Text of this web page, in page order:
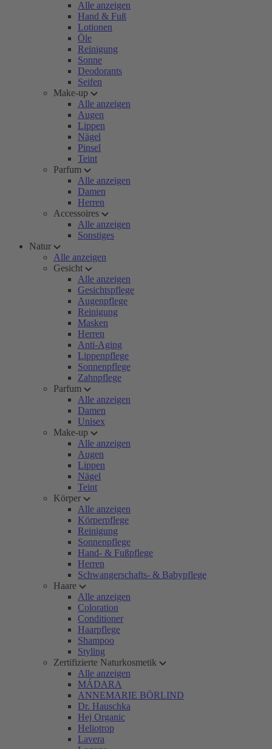
Alle anzeigen
Hand & Fuß
Lotionen
Öle
Reinigung
Sonne
Deodorants
Seifen
Make-up
Alle anzeigen
Augen
Lippen
Nägel
Pinsel
Teint
Parfum
Alle anzeigen
Damen
Herren
Accessoires
Alle anzeigen
Sonstiges
Natur
Alle anzeigen
Gesicht
Alle anzeigen
Gesichtspflege
Augenpflege
Reinigung
Masken
Herren
Anti-Aging
Lippenpflege
Sonnenpflege
Zahnpflege
Parfum
Alle anzeigen
Damen
Unisex
Make-up
Alle anzeigen
Augen
Lippen
Nägel
Teint
Körper
Alle anzeigen
Körperpflege
Reinigung
Sonnenpflege
Hand- & Fußpflege
Herren
Schwangerschafts- & Babypflege
Haare
Alle anzeigen
Coloration
Conditioner
Haarpflege
Shampoo
Styling
Zertifizierte Naturkosmetik
Alle anzeigen
MÁDARA
ANNEMARIE BÖRLIND
Dr. Hauschka
Hej Organic
Heliotrop
Lavera